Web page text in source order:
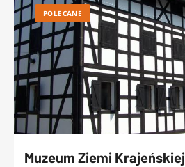
POLECANE
Muzeum Ziemi Krajeńskiej